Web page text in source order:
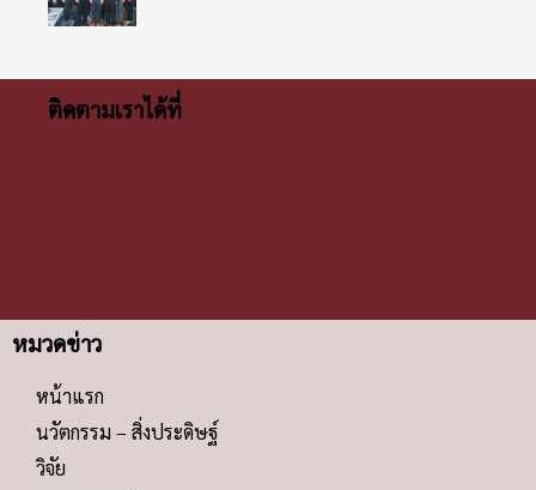
ติดตามเราได้ที่
หมวดข่าว
หน้าแรก
นวัตกรรม – สิ่งประดิษฐ์
วิจัย